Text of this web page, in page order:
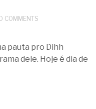
COMMENTS
pauta pro Dihh
dele. Hoje é dia de